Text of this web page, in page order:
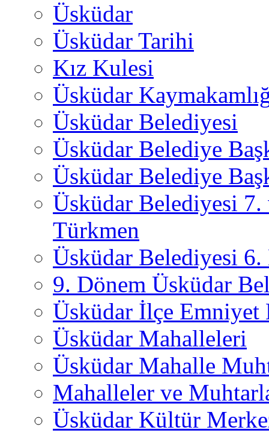
Üsküdar
Üsküdar Tarihi
Kız Kulesi
Üsküdar
Üsküdar Belediyesi
Üsküdar Belediye
Üsküdar Belediye
Üsküdar Belediyesi
Türkmen
Üsküdar Belediyesi 6.
9. Dönem Üsküdar
Üsküdar İlçe
Üsküdar Mahalleleri
Üsküdar Mahalle
Mahalleler ve
Üsküdar Kültür